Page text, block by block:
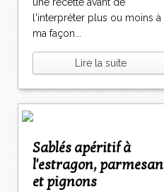
une recette avant de
l'interpréter plus ou moins à
ma façon...
Lire la suite
Sablés apéritif à
l'estragon, parmesan
et pignons